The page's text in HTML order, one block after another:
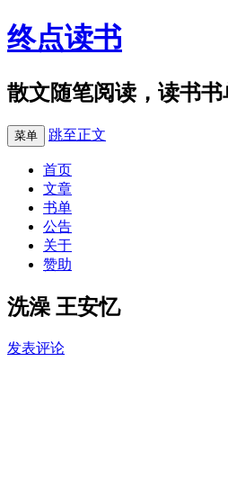
终点读书
散文随笔阅读，读书书
菜单 跳至正文
首页
文章
书单
公告
关于
赞助
洗澡 王安忆
发表评论